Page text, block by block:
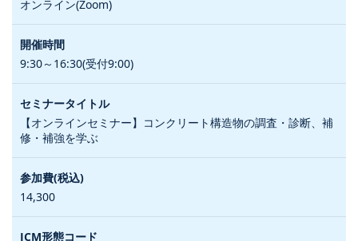
オンライン(Zoom)
9:30～16:30(受付9:00)
【オンラインセミナー】コンクリート構造物の調査・診断、補
修・補強を学ぶ
14,300